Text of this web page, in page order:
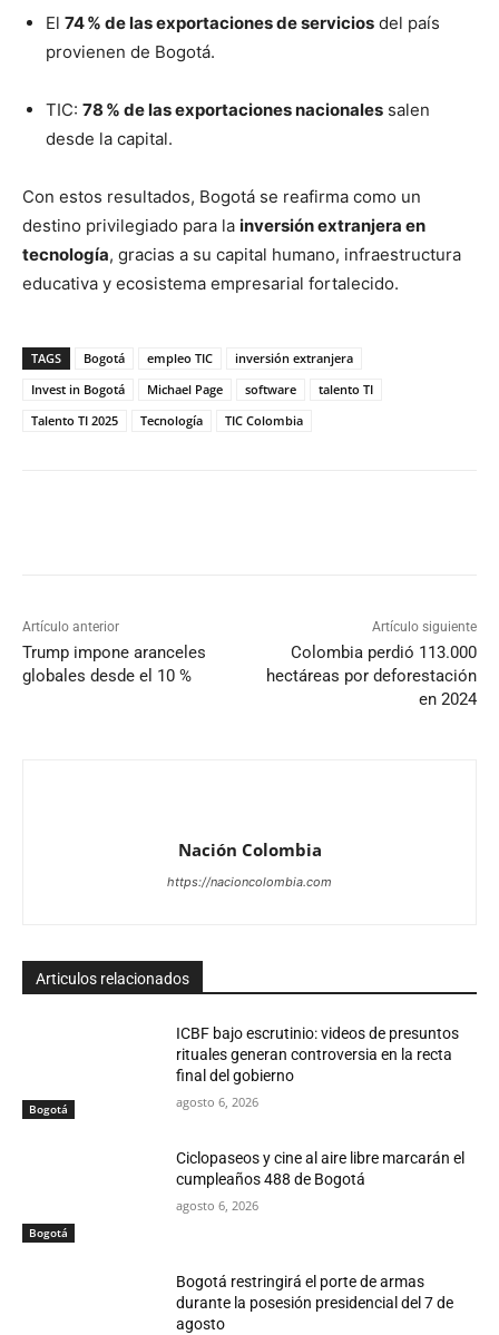
El 74 % de las exportaciones de servicios del país
provienen de Bogotá.
TIC: 78 % de las exportaciones nacionales salen
desde la capital.
Con estos resultados, Bogotá se reafirma como un
destino privilegiado para la inversión extranjera en
tecnología, gracias a su capital humano, infraestructura
educativa y ecosistema empresarial fortalecido.
TAGS Bogotá empleo TIC
inversión extranjera
Invest in Bogotá
Michael Page software
talento TI
Talento TI 2025
Tecnología TIC Colombia
Artículo anterior
Trump impone aranceles
globales desde el 10 %
Artículo siguiente
Colombia perdió 113.000
hectáreas por deforestación
en 2024
Nación Colombia
https://nacioncolombia.com
Articulos relacionados
Bogotá
ICBF bajo escrutinio: videos de presuntos
rituales generan controversia en la recta
final del gobierno
agosto 6, 2026
Bogotá
Ciclopaseos y cine al aire libre marcarán el
cumpleaños 488 de Bogotá
agosto 6, 2026
Bogotá restringirá el porte de armas
durante la posesión presidencial del 7 de
agosto